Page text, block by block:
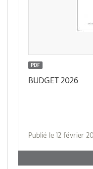
PDF
BUDGET 2026
Publié le 12 février